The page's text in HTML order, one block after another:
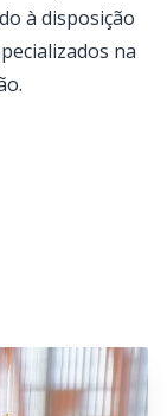
à disposição
na